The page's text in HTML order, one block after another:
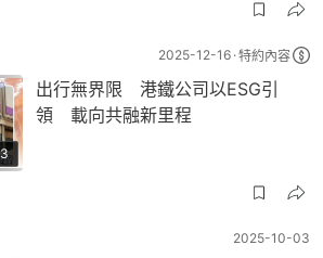
2025-12-16 特約內容
出行無界限 港鐵公司以ESG引
領 載向共融新里程
2025-10-03